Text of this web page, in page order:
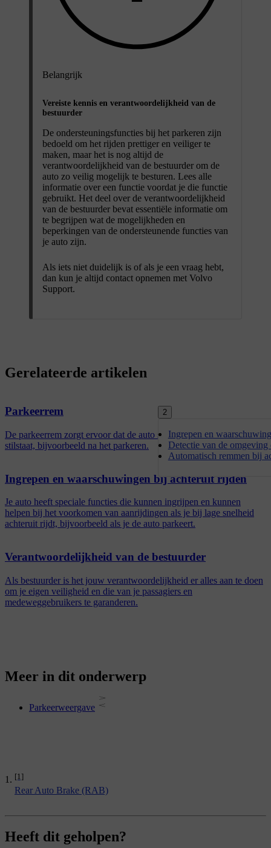
2
Ingrepen en
Detectie van de omgeving
Automatisch remmen bij
Belangrijk
Vereiste kennis en verantwoordelijkheid van de
bestuurder
De ondersteuningsfuncties bij het parkeren zijn
bedoeld om het rijden prettiger en veiliger te
maken, maar het is nog altijd de
verantwoordelijkheid van de bestuurder om de
auto zo veilig mogelijk te besturen. Lees alle
informatie over een functie voordat je die functie
gebruikt. Het deel over de verantwoordelijkheid
van de bestuurder bevat essentiële informatie om
te begrijpen wat de mogelijkheden en
beperkingen van de ondersteunende functies van
je auto zijn.
Als iets niet duidelijk is of als je een vraag hebt,
dan kun je altijd contact opnemen met Volvo
Support.
[1]
Rear Auto Brake (RAB)
Gerelateerde artikelen
Parkeerrem
De parkeerrem zorgt ervoor dat de auto stil blijft staan wanneer je
stilstaat, bijvoorbeeld na het parkeren.
Ingrepen en waarschuwingen bij achteruit rijden
Je auto heeft speciale functies die kunnen ingrijpen en kunnen
helpen bij het voorkomen van aanrijdingen als je bij lage snelheid
achteruit rijdt, bijvoorbeeld als je de auto parkeert.
Verantwoordelijkheid van de bestuurder
Als bestuurder is het jouw verantwoordelijkheid er alles aan te doen
om je eigen veiligheid en die van je passagiers en
medeweggebruikers te garanderen.
Meer in dit onderwerp
Parkeerweergave
Heeft dit geholpen?